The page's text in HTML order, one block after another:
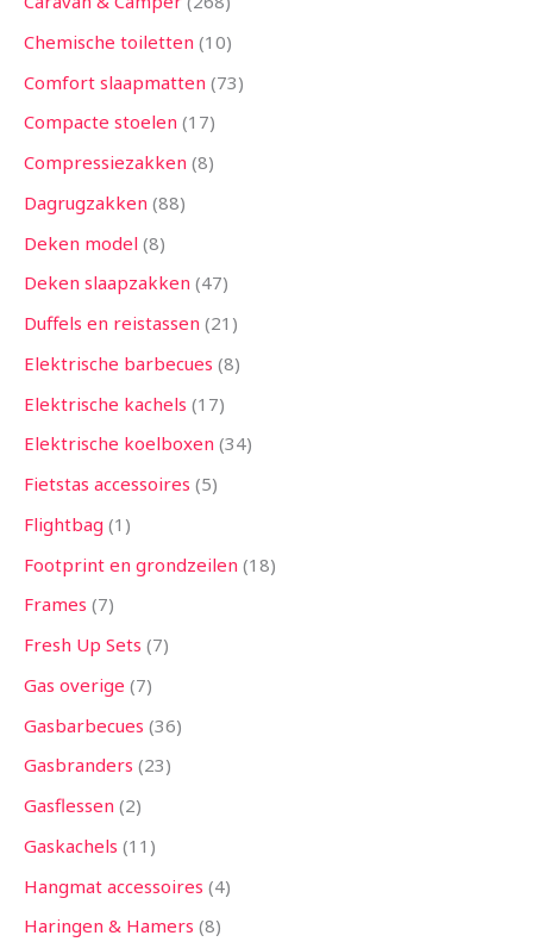
Chemische toiletten 10
Comfort slaapmatten 73
Compacte stoelen 17
Compressiezakken 8
Dagrugzakken 88
Deken model 8
Deken slaapzakken 47
Duffels en reistassen 21
Elektrische barbecues 8
Elektrische kachels 17
Elektrische koelboxen 34
Fietstas accessoires 5
Flightbag 1
Footprint en grondzeilen 18
Frames 7
Fresh Up Sets 7
Gas overige 7
Gasbarbecues 36
Gasbranders 23
Gasflessen 2
Gaskachels 11
Hangmat accessoires 4
Haringen & Hamers 8